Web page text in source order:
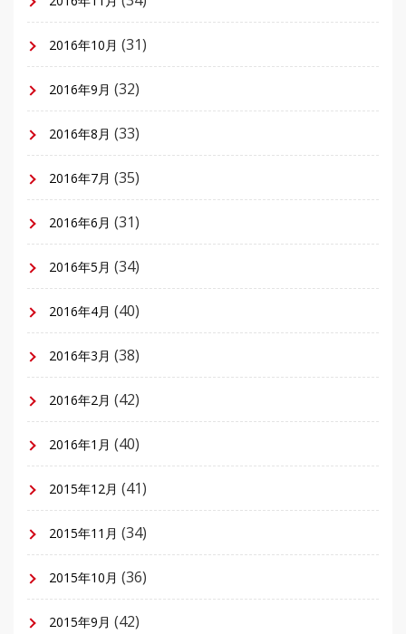
2016年10月 (31)
2016年9月 (32)
2016年8月 (33)
2016年7月 (35)
2016年6月 (31)
2016年5月 (34)
2016年4月 (40)
2016年3月 (38)
2016年2月 (42)
2016年1月 (40)
2015年12月 (41)
2015年11月 (34)
2015年10月 (36)
2015年9月 (42)